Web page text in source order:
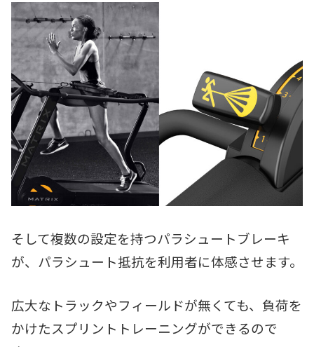
そして複数の設定を持つパラシュートブレーキ
が、パラシュート抵抗を利用者に体感させます。
広大なトラックやフィールドが無くても、負荷を
かけたスプリントトレーニングができるので